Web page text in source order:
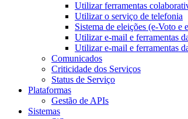
Utilizar ferramentas
Utilizar o serviço de telefonia
Sistema de eleições (e-Voto e
Utilizar e-mail e ferramentas
Utilizar e-mail e ferramentas
Comunicados
Criticidade dos Serviços
Status de Serviço
Plataformas
Gestão de APIs
Sistemas